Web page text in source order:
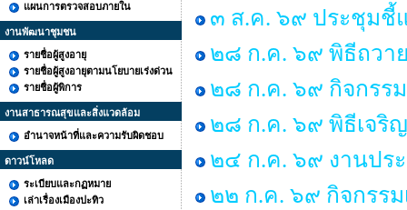
แผนการตรวจสอบภายใน
งานพัฒนาชุมชน
รายชื่อผู้สูงอายุ
รายชื่อผู้สูงอายุตามนโยบายเร่งด่วน
รายชื่อผู้พิการ
งานสาธารณสุขและสิ่งแวดล้อม
อำนาจหน้าที่และความรับผิดชอบ
ดาวน์โหลด
ระเบียบและกฏหมาย
เล่าเรื่องเมืองปะทิว
๓ ส.ค. ๖๙ ประชุมชี้
๒๘ ก.ค. ๖๙ พิธีถวา
๒๘ ก.ค. ๖๙ กิจกรร
๒๘ ก.ค. ๖๙ พิธีเจริ
๒๔ ก.ค. ๖๙ งานปร
๒๒ ก.ค. ๖๙ กิจกรร